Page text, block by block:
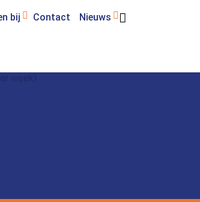
bij Contact Nieuws